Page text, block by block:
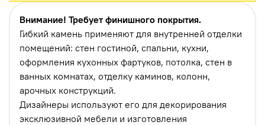
Внимание! Требует финишного покрытия.
Гибкий камень применяют для внутренней отделки
помещений: стен гостиной, спальни, кухни,
оформления кухонных фартуков, потолка, стен в
ванных комнатах, отделку каминов, колонн,
арочных конструкций.
Дизайнеры используют его для декорирования
эксклюзивной мебели и изготовления